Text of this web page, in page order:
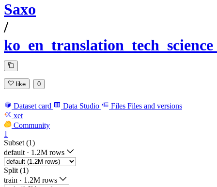
Saxo
/
like 0
Dataset card Data Studio Files Files and versions
xet
Community
1
Subset (1)
default · 1.2M rows
Split (1)
train · 1.2M rows